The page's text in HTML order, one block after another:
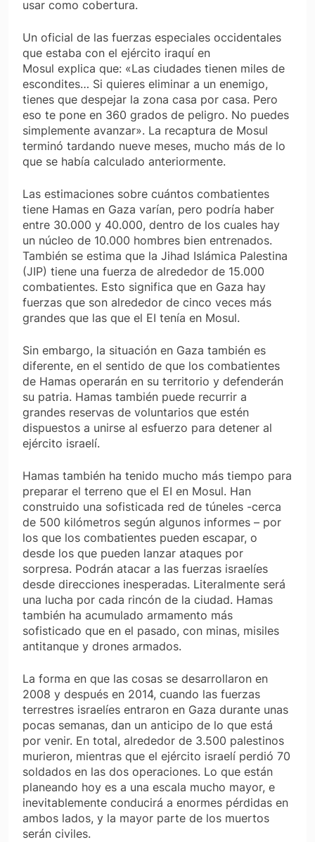
usar como cobertura.
Un oficial de las fuerzas especiales occidentales
que estaba con el ejército iraquí en
Mosul explica que: «Las ciudades tienen miles de
escondites… Si quieres eliminar a un enemigo,
tienes que despejar la zona casa por casa. Pero
eso te pone en 360 grados de peligro. No puedes
simplemente avanzar». La recaptura de Mosul
terminó tardando nueve meses, mucho más de lo
que se había calculado anteriormente.
Las estimaciones sobre cuántos combatientes
tiene Hamas en Gaza varían, pero podría haber
entre 30.000 y 40.000, dentro de los cuales hay
un núcleo de 10.000 hombres bien entrenados.
También se estima que la Jihad Islámica Palestina
(JIP) tiene una fuerza de alrededor de 15.000
combatientes. Esto significa que en Gaza hay
fuerzas que son alrededor de cinco veces más
grandes que las que el EI tenía en Mosul.
Sin embargo, la situación en Gaza también es
diferente, en el sentido de que los combatientes
de Hamas operarán en su territorio y defenderán
su patria. Hamas también puede recurrir a
grandes reservas de voluntarios que estén
dispuestos a unirse al esfuerzo para detener al
ejército israelí.
Hamas también ha tenido mucho más tiempo para
preparar el terreno que el EI en Mosul. Han
construido una sofisticada red de túneles -cerca
de 500 kilómetros según algunos informes – por
los que los combatientes pueden escapar, o
desde los que pueden lanzar ataques por
sorpresa. Podrán atacar a las fuerzas israelíes
desde direcciones inesperadas. Literalmente será
una lucha por cada rincón de la ciudad. Hamas
también ha acumulado armamento más
sofisticado que en el pasado, con minas, misiles
antitanque y drones armados.
La forma en que las cosas se desarrollaron en
2008 y después en 2014, cuando las fuerzas
terrestres israelíes entraron en Gaza durante unas
pocas semanas, dan un anticipo de lo que está
por venir. En total, alrededor de 3.500 palestinos
murieron, mientras que el ejército israelí perdió 70
soldados en las dos operaciones. Lo que están
planeando hoy es a una escala mucho mayor, e
inevitablemente conducirá a enormes pérdidas en
ambos lados, y la mayor parte de los muertos
serán civiles.